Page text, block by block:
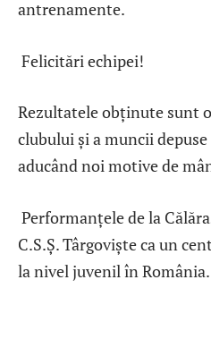
antrenamente.
Felicitări echipei!
Rezultatele obținute sunt
clubului și a muncii
aducând noi motive de
Performanțele de la
C.S.Ș. Târgoviște ca un
la nivel juvenil în România.